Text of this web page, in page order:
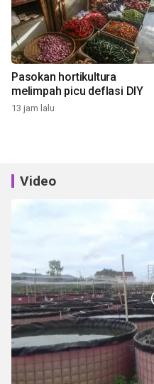
Pasokan hortikultura
melimpah picu deflasi DIY
13 jam lalu
Video